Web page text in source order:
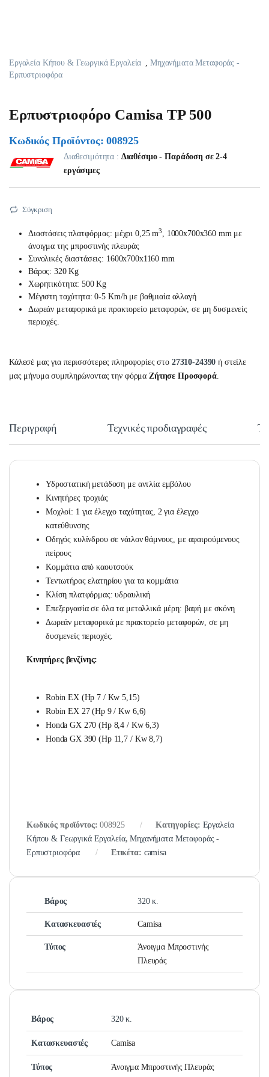
Εργαλεία Κήπου & Γεωργικά Εργαλεία
Μηχανήματα Μεταφοράς -
Ερπυστριοφόρα
Ερπυστριοφόρο Camisa TP 500
Κωδικός Προϊόντος: 008925
Διαθεσιμότητα : Διαθέσιμο - Παράδοση σε 2-4
εργάσιμες
Σύγκριση
Διαστάσεις πλατφόρμας: μέχρι 0,25 m3, 1000x700x360 mm με
άνοιγμα της μπροστινής πλευράς
Συνολικές διαστάσεις: 1600x700x1160 mm
Βάρος: 320 Kg
Χωρητικότητα: 500 Kg
Μέγιστη ταχύτητα: 0-5 Km/h με βαθμιαία αλλαγή
Δωρεάν μεταφορικά με πρακτορείο μεταφορών, σε μη δυσμενείς
περιοχές.
Κάλεσέ μας για περισσότερες πληροφορίες στο 27310-24390 ή στείλε
μας μήνυμα συμπληρώνοντας την φόρμα Ζήτησε Προσφορά.
Περιγραφή Τεχνικές προδιαγραφές
Υδροστατική μετάδοση με αντλία εμβόλου
Κινητήρες τροχιάς
Μοχλοί: 1 για έλεγχο ταχύτητας, 2 για έλεγχο
κατεύθυνσης
Οδηγός κυλίνδρου σε νάιλον θάμνους, με αφαιρούμενους
πείρους
Κομμάτια από καουτσούκ
Τεντωτήρας ελατηρίου για τα κομμάτια
Κλίση πλατφόρμας: υδραυλική
Επεξεργασία σε όλα τα μεταλλικά μέρη: βαφή με σκόνη
Δωρεάν μεταφορικά με πρακτορείο μεταφορών, σε μη
δυσμενείς περιοχές.
Κινητήρες βενζίνης:
Robin EX (Hp 7 / Kw 5,15)
Robin EX 27 (Hp 9 / Kw 6,6)
Honda GX 270 (Hp 8,4 / Kw 6,3)
Honda GX 390 (Hp 11,7 / Kw 8,7)
Κωδικός προϊόντος:008925 Κατηγορίες: Εργαλεία
Κήπου & Γεωργικά Εργαλεία,Μηχανήματα Μεταφοράς -
Ερπυστριοφόρα
Ετικέτα: camisa
Βάρος 320 κ.
Κατασκευαστές Camisa
Τύπος
Άνοιγμα Μπροστινής
Πλευράς
Βάρος 320 κ.
Κατασκευαστές Camisa
Τύπος Άνοιγμα Μπροστινής Πλευράς